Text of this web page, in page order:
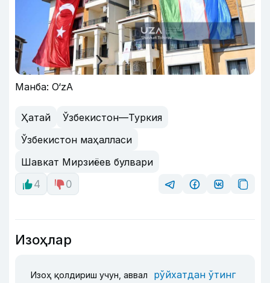
Манба: O‘zA
Ҳатай
Ўзбекистон—Туркия
Ўзбекистон маҳалласи
Шавкат Мирзиёев булвари
4
0
Изоҳлар
Изоҳ қолдириш учун, аввал рўйхатдан ўтинг